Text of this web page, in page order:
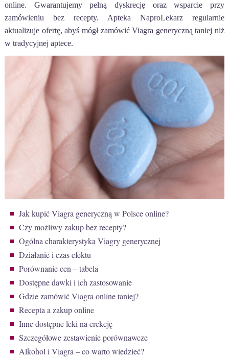
online. Gwarantujemy pełną dyskrecję oraz wsparcie przy
zamówieniu bez recepty. Apteka NaproLekarz regularnie
aktualizuje ofertę, abyś mógł zamówić Viagra generyczną taniej niż
w tradycyjnej aptece.
Jak kupić Viagra generyczną w Polsce online?
Czy możliwy zakup bez recepty?
Ogólna charakterystyka Viagry generycznej
Działanie i czas efektu
Porównanie cen – tabela
Dostępne dawki i ich zastosowanie
Gdzie zamówić Viagra online taniej?
Recepta a zakup online
Inne dostępne leki na erekcję
Szczegółowe zestawienie porównawcze
Alkohol i Viagra – co warto wiedzieć?